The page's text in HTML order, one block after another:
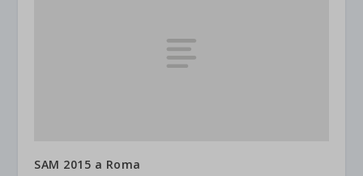
SAM 2015 a Roma